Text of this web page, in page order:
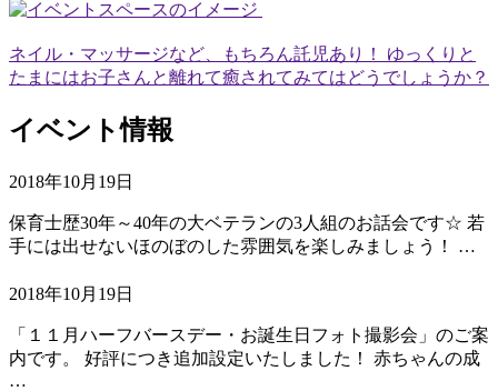
ネイル・マッサージなど、もちろん託児あり！ ゆっくりと
たまにはお子さんと離れて癒されてみてはどうでしょうか？
イベント情報
2018年10月19日
保育士歴30年～40年の大ベテランの3人組のお話会です☆ 若
手には出せないほのぼのした雰囲気を楽しみましょう！ …
2018年10月19日
「１１月ハーフバースデー・お誕生日フォト撮影会」のご案
内です。 好評につき追加設定いたしました！ 赤ちゃんの成
…